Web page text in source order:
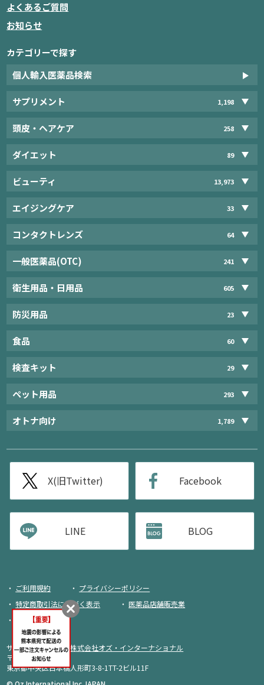
よくあるご質問
お知らせ
カテゴリーで探す
個人輸入医薬品検索
サプリメント 1,198
頭皮・ヘアケア 258
ダイエット 89
ビューティ 13,973
エイジングケア 33
コンタクトレンズ 64
一般医薬品(OTC) 241
衛生用品・日用品 605
防災用品 23
食品 60
検査キット 29
ペット用品 293
オトナ向け 1,789
X(旧Twitter) Facebook
LINE BLOG
ご利用規約
プライバシーポリシー
特定商取引法に基づく表示
医薬品店舗販売業
荷物追跡
サイト運営・企画： 株式会社オズ・インターナショナル
〒103-0013
東京都中央区日本橋人形町3-8-1TT-2ビル11F